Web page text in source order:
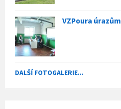
VZPoura úrazům
DALŠÍ FOTOGALERIE...